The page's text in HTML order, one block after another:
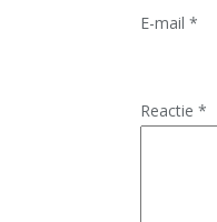
E-mail *
Reactie *